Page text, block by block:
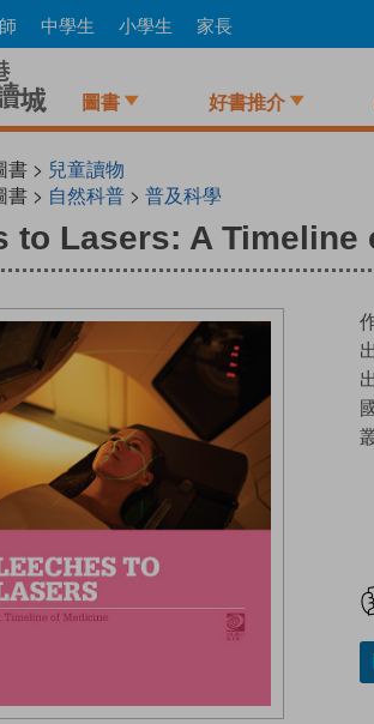
中學生 小學生 家長
圖書 好書推介
書 > 兒童讀物
書 > 自然科普 > 普及科學
to Lasers: A Timeline